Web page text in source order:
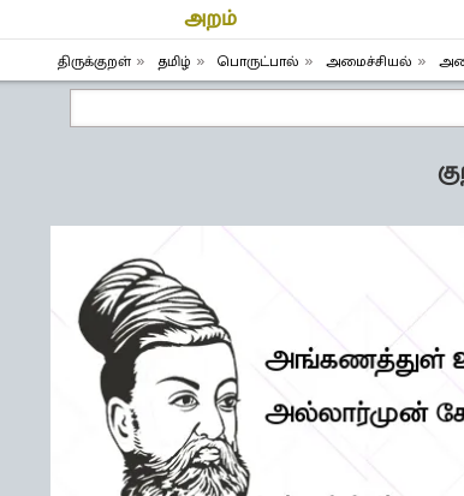
அறம்
திருக்குறள் தமிழ் பொருட்பால் அமைச்சியல்